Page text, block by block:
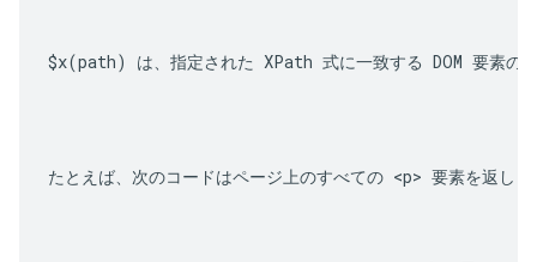
$x(path) は、指定された XPath 式に一致する DOM 要素の
たとえば、次のコードはページ上のすべての <p> 要素を返しま